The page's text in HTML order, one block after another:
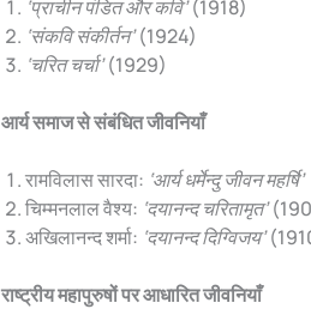
‘प्राचीन पंडित और कवि’(1918)
‘संकवि संकीर्तन’(1924)
‘चरित चर्चा’(1929)
आर्य समाज से संबंधित जीवनियाँ
रामविलास सारदा: ‘आर्य धर्मेन्दु जीवन महर्षि’
चिम्मनलाल वैश्य: ‘दयानन्द चरितामृत’
अखिलानन्द शर्मा: ‘दयानन्द दिग्विजय’
राष्ट्रीय महापुरुषों पर आधारित जीवनियाँ